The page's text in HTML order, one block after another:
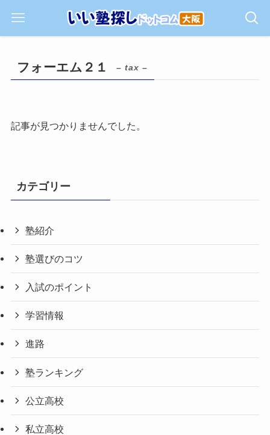
フォーエム２１ – tax –
記事が見つかりませんでした。
カテゴリー
塾紹介
塾選びのコツ
入試のポイント
学習情報
進路
塾ランキング
公立高校
私立高校